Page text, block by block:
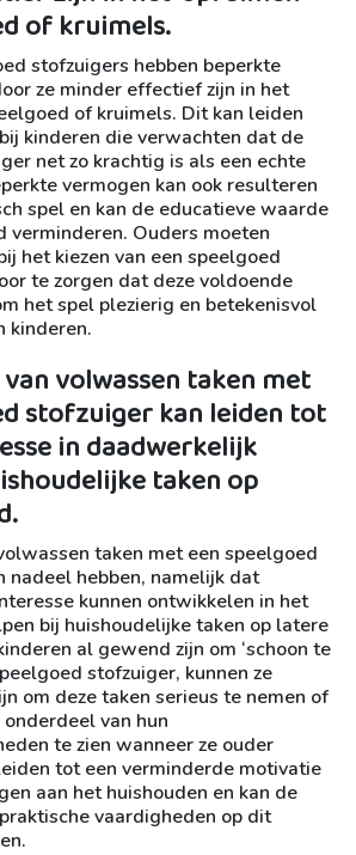
of kruimels.
stofzuigers hebben beperkte
ze minder effectief zijn in het
of kruimels. Dit kan leiden
kinderen die verwachten dat de
net zo krachtig is als een echte
vermogen kan ook resulteren
spel en kan de educatieve waarde
verminderen. Ouders moeten
het kiezen van een speelgoed
te zorgen dat deze voldoende
het spel plezierig en betekenisvol
kinderen.
volwassen taken met
stofzuiger kan leiden tot
in daadwerkelijk
taken op
taken met een speelgoed
nadeel hebben, namelijk dat
kunnen ontwikkelen in het
bij huishoudelijke taken op latere
al gewend zijn om ‘schoon te
stofzuiger, kunnen ze
om deze taken serieus te nemen of
van hun
te zien wanneer ze ouder
tot een verminderde motivatie
aan het huishouden en kan de
vaardigheden op dit